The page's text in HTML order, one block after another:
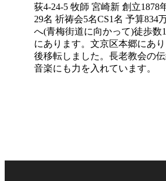
荻4-24-5 牧師 宮崎新 創立1878
29名 祈祷会5名CS1名 予算834
へ(青梅街道に向かって)徒歩数
にあります。文京区本郷にあ
後移転しました。長老教会の
音楽にも力を入れています。